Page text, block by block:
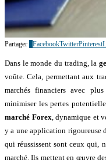
Partager FacebookTwitterPinterest
Dans le monde du trading, la
voûte. Cela, permettant aux
marchés financiers avec
minimiser les pertes
marché Forex, dynamique et
y a une application rigoureuse
qui réussissent sont ceux qui,
marché. Ils mettent en œuvre